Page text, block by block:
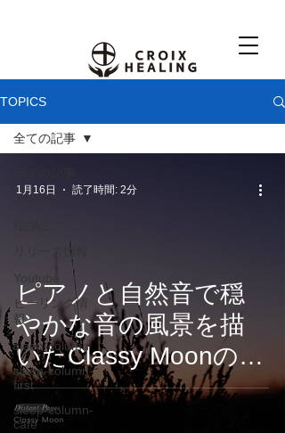
TOPICS
イベント
リリース情報
Youtube
ヒーリング情
報
sleep-column
sleep-column-
first
sleep-column-
cafe
全ての記事
ピアノと自然音で穏
やかな音の風景を描
いたClassy Moonの最
新アルバム。遠くに
置かれた記憶のペー
1月16日 読了時間: 2分